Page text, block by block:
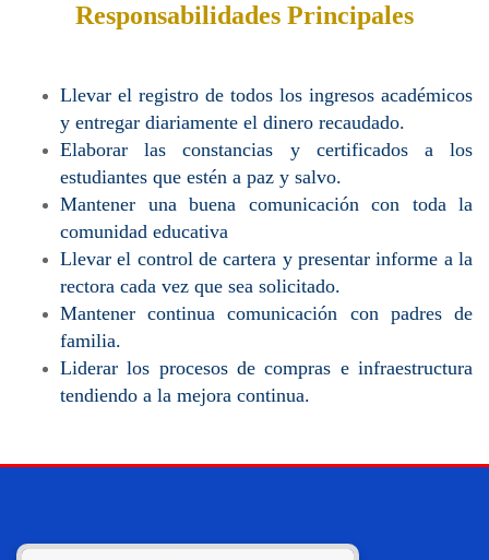
Responsabilidades Principales
Llevar el registro de todos los ingresos académicos
y entregar diariamente el dinero recaudado.
Elaborar las constancias y certificados a los
estudiantes que estén a paz y salvo.
Mantener una buena comunicación con toda la
comunidad educativa
Llevar el control de cartera y presentar informe a la
rectora cada vez que sea solicitado.
Mantener continua comunicación con padres de
familia.
Liderar los procesos de compras e infraestructura
tendiendo a la mejora continua.